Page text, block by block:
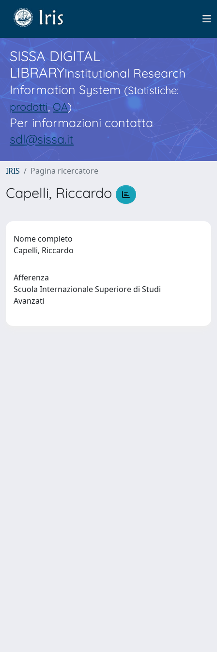
SISSA DIGITAL
LIBRARYInstitutional Research
Information System(Statistiche:
prodotti,OA)
Per informazioni contatta
sdl@sissa.it
IRIS Pagina ricercatore
Capelli, Riccardo
Nome completo
Capelli, Riccardo
Afferenza
Scuola Internazionale Superiore di Studi
Avanzati